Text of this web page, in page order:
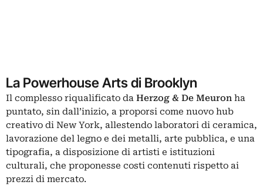
La Powerhouse Arts di Brooklyn
Il complesso riqualificato da Herzog & De Meuron ha
puntato, sin dall’inizio, a proporsi come nuovo hub
creativo di New York, allestendo laboratori di ceramica,
lavorazione del legno e dei metalli, arte pubblica, e una
tipografia, a disposizione di artisti e istituzioni
culturali, che proponesse costi contenuti rispetto ai
prezzi di mercato.